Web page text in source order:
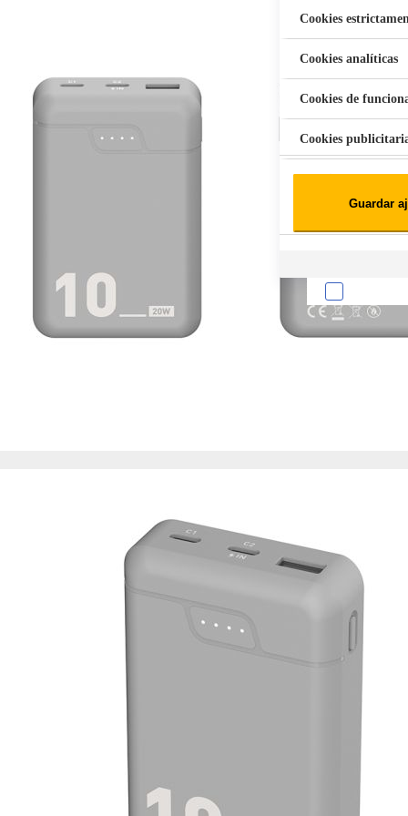
Aspiradora Quitamanchas 450W
Cookies
Cookies analíticas
Cookies de
Cookies
Cookies
cookies
presentación del
Guardar